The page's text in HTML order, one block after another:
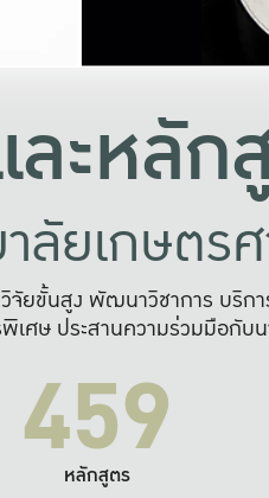
ะหลัก
ลัยเกษตร
ยขั้นสูง พัฒนาวิชาการ บริก
เศษ ประสานความร่วมมือกับ
459
หลักสูตร